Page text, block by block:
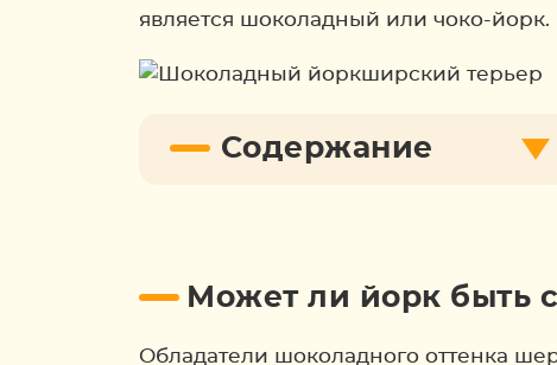
является шоколадный или чоко-йорк.
Содержание
Может ли йорк быть
Обладатели шоколадного оттенка